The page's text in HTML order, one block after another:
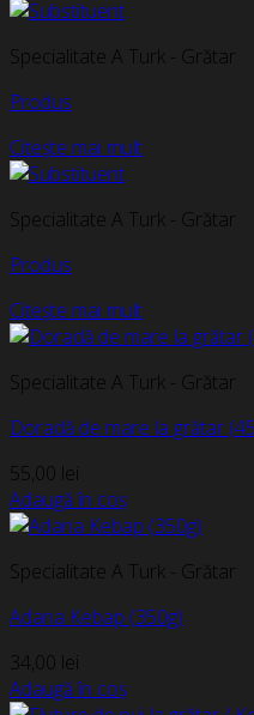
Specialitate A Turk - Grătar
Produs
Citește mai mult
Specialitate A Turk - Grătar
Produs
Citește mai mult
Specialitate A Turk - Grătar
Doradă de mare la grătar
55,00 lei
Adaugă în coș
Specialitate A Turk - Grătar
Adana Kebap (350g)
34,00 lei
Adaugă în coș